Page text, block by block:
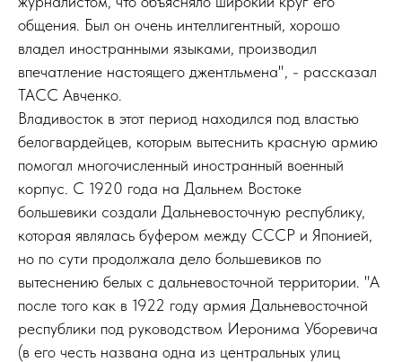
общения. Был он очень интеллигентный, хорошо
владел иностранными языками, производил
впечатление настоящего джентльмена", - рассказал
ТАСС Авченко.
Владивосток в этот период находился под властью
белогвардейцев, которым вытеснить красную армию
помогал многочисленный иностранный военный
корпус. С 1920 года на Дальнем Востоке
большевики создали Дальневосточную республику,
которая являлась буфером между СССР и Японией,
но по сути продолжала дело большевиков по
вытеснению белых с дальневосточной территории. "А
после того как в 1922 году армия Дальневосточной
республики под руководством Иеронима Уборевича
(в его честь названа одна из центральных улиц